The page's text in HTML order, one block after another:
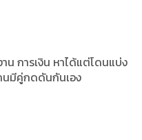
การเงิน หาได้แต่โดนแบ่ง
นมีคู่กดดันกันเอง